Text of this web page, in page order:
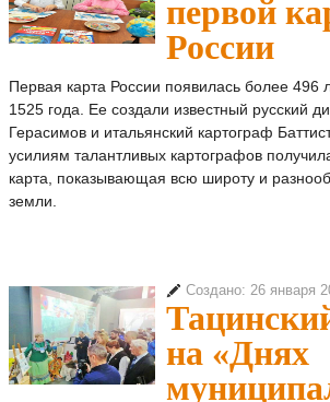
первой
России
Первая карта России появилась более 496
1525 года. Ее создали известный русский
Герасимов и итальянский картограф
усилиям талантливых картографов
карта, показывающая всю широту и
земли.
Создано: 26 января
на «Днях